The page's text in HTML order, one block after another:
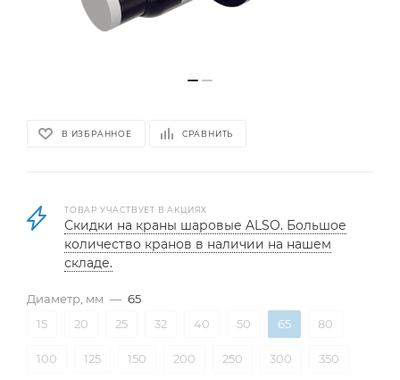
В ИЗБРАННОЕ СРАВНИТЬ
ТОВАР УЧАСТВУЕТ В АКЦИЯХ
Скидки на краны шаровые ALSO. Большое
количество кранов в наличии на нашем
складе.
Диаметр, мм — 65
15
20 25 32 40 50 65 80
100 125 150 200 250 300 350